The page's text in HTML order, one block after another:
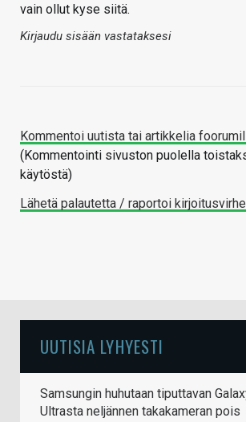
vain ollut kyse siitä.
Kirjaudu sisään vastataksesi
Kommentoi uutista tai artikkelia
(Kommentointi sivuston puolella
käytöstä)
Lähetä palautetta / raportoi
UUTISIA LYHYESTI
Samsungin huhutaan tiputtavan
Ultrasta neljännen takakameran pois